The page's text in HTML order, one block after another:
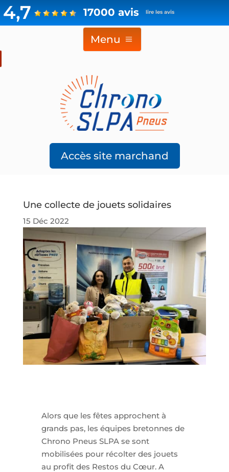
4,7 17000 avis lire les avis
Accès site marchand
Menu
Une collecte de jouets solidaires
15 Déc 2022
Alors que les fêtes approchent à
grands pas, les équipes bretonnes de
Chrono Pneus SLPA se sont
mobilisées pour récolter des jouets
au profit des Restos du Cœur. A